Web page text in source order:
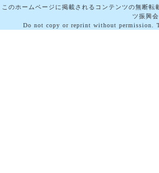
このホームページに掲載されるコンテンツの無断
ツ振興会
Do not copy or reprint without permission.